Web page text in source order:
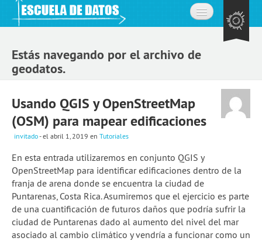
Acerca de
Preguntas frecuentes
Contacto
Aprende
Expedición de datos
Cursos
Explorando datos: la misión
Estás navegando por el archivo de
geodatos.
Usando QGIS y OpenStreetMap
(OSM) para mapear edificaciones
invitado- el abril 1, 2019 en Tutoriales
En esta entrada utilizaremos en conjunto QGIS y
OpenStreetMap para identificar edificaciones dentro de la
franja de arena donde se encuentra la ciudad de
Puntarenas, Costa Rica. Asumiremos que el ejercicio es parte
de una cuantificación de futuros daños que podría sufrir la
ciudad de Puntarenas dado al aumento del nivel del mar
asociado al cambio climático y vendría a funcionar como un